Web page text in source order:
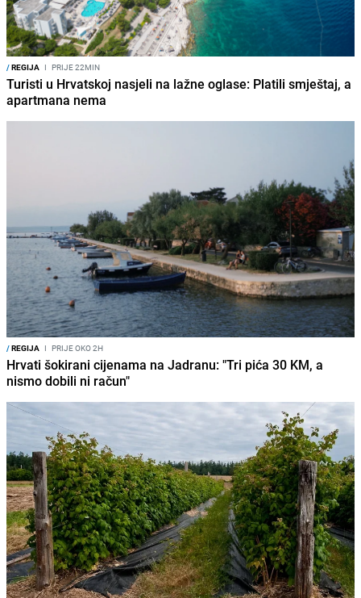
/REGIJA I PRIJE 22MIN
Turisti u Hrvatskoj nasjeli na lažne oglase: Platili smještaj, a
apartmana nema
/REGIJA I PRIJE OKO 2H
Hrvati šokirani cijenama na Jadranu: "Tri pića 30 KM, a
nismo dobili ni račun"